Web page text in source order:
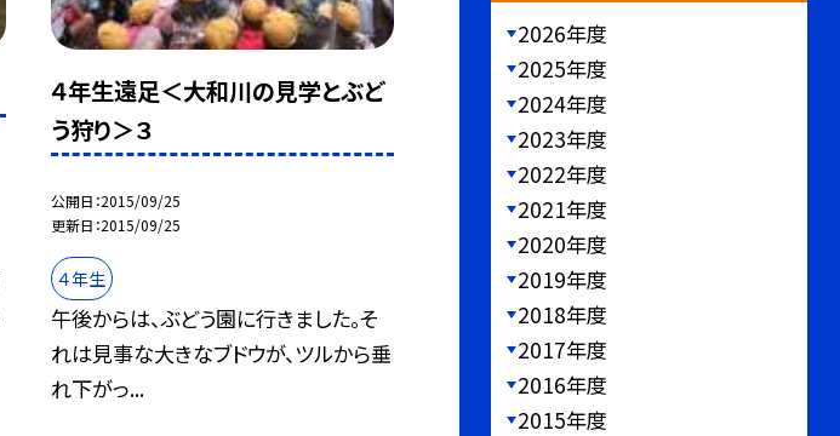
４年生遠足＜大和川の見学とぶど
う狩り＞３
公開日 2015/09/25
更新日 2015/09/25
４年生
午後からは、ぶどう園に行きました。そ
れは見事な大きなブドウが、ツルから垂
れ下がっ...
2026年度
2025年度
2024年度
2023年度
2022年度
2021年度
2020年度
2019年度
2018年度
2017年度
2016年度
2015年度